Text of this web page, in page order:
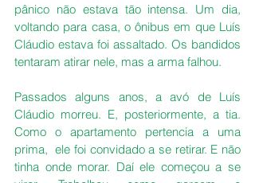
pânico não estava tão intensa. Um dia,
voltando para casa, o ônibus em que Luís
Cláudio estava foi assaltado. Os bandidos
tentaram atirar nele, mas a arma falhou.
Passados alguns anos, a avó de Luís
Cláudio morreu. E, posteriormente, a tia.
Como o apartamento pertencia a uma
prima,  ele foi convidado a se retirar. E não
tinha onde morar. Daí ele começou a se